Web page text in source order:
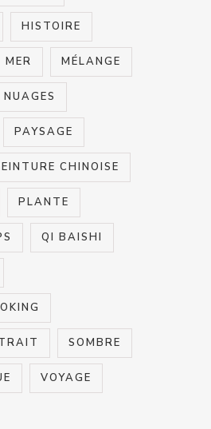
HISTOIRE
MER MÉLANGE
NUAGES
PAYSAGE
CHINOISE
PLANTE
QI BAISHI
SOMBRE
VOYAGE